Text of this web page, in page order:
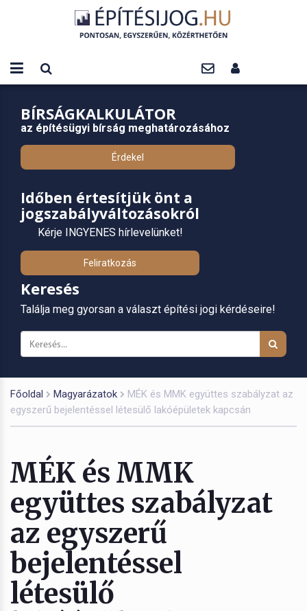
BÍRSÁGKALKULÁTOR
az építésügyi bírság meghatározásához
Érdekel
Időben értesítjük önt a
jogszabályváltozásokról
Kérje INGYENES hírlevelünket!
Feliratkozás
Keresés
Találja meg gyorsan a választ építési jogi kérdéseire!
Főoldal Magyarázatok
MÉK és MMK együttes szabályzat az
egyszerű bejelentéssel létesülő lakóépületek kapcsán
MÉK és MMK
együttes szabályzat
az egyszerű
bejelentéssel
létesülő